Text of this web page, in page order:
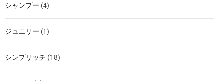
シャンプー (4)
ジュエリー (1)
シンプリッチ (18)